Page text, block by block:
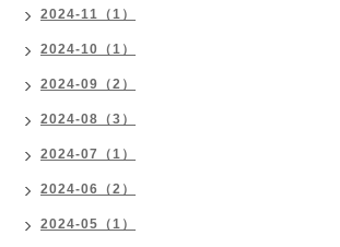
2024-11（1）
2024-10（1）
2024-09（2）
2024-08（3）
2024-07（1）
2024-06（2）
2024-05（1）